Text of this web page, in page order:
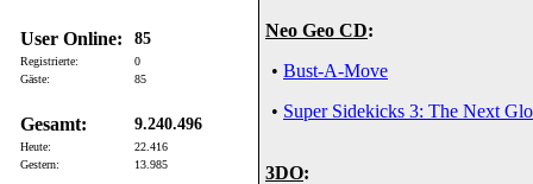
User Online: 85
Registrierte:
0
Gäste:
85
Gesamt: 9.240.496
Heute:
22.416
Gestern:
13.985
Neo Geo CD:
• Bust-A-Move
• Super Sidekicks 3: The Next
3DO: